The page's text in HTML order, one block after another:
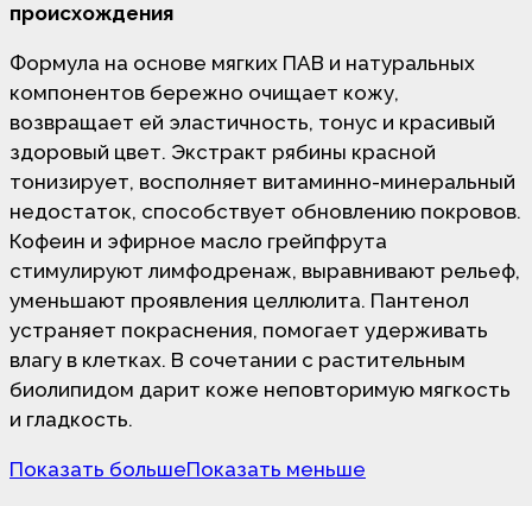
происхождения
Формула на основе мягких ПАВ и натуральных
компонентов бережно очищает кожу,
возвращает ей эластичность, тонус и красивый
здоровый цвет. Экстракт рябины красной
тонизирует, восполняет витаминно-минеральный
недостаток, способствует обновлению покровов.
Кофеин и эфирное масло грейпфрута
стимулируют лимфодренаж, выравнивают рельеф,
уменьшают проявления целлюлита. Пантенол
устраняет покраснения, помогает удерживать
влагу в клетках. В сочетании с растительным
биолипидом дарит коже неповторимую мягкость
и гладкость.
Показать большеПоказать меньше